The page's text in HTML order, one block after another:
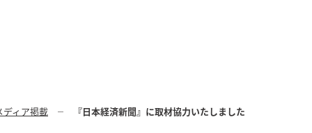
ディア掲載 『日本経済新聞』に取材協力いたしました